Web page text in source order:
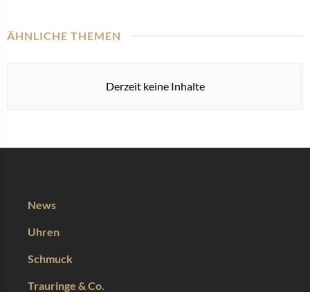
ÄHNLICHE THEMEN
Derzeit keine Inhalte
News
Uhren
Schmuck
Trauringe & Co.